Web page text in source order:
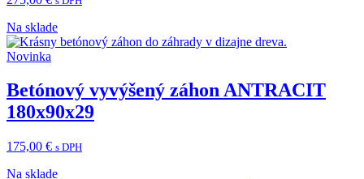
Na sklade
Novinka
Betónový vyvýšený záhon ANTRACIT
180x90x29
175,00 € s DPH
Na sklade